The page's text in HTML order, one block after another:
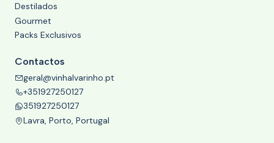
Destilados
Gourmet
Packs Exclusivos
Contactos
geral@vinhalvarinho.pt
+351927250127
351927250127
Lavra, Porto, Portugal